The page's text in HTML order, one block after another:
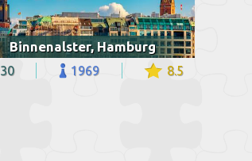
Binnenalster, Hamburg
30 1969 8.5